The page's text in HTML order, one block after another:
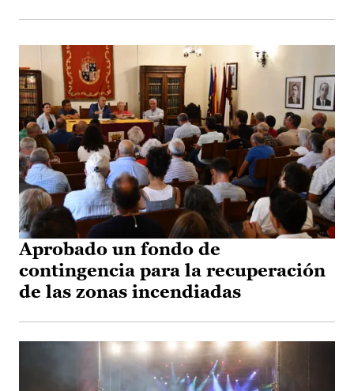
Aprobado un fondo de
contingencia para la recuperación
de las zonas incendiadas